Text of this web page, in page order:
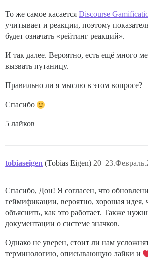
То же самое касается Discourse
учитывает и реакции, поэтому
будет означать «рейтинг реакций».
И так далее. Вероятно, есть ещё много
вызвать путаницу.
Правильно ли я мыслю в этом вопросе?
Спасибо
5 лайков
tobiaseigen (Tobias Eigen) 20
Спасибо, Дон! Я согласен, что
геймификации, вероятно, хорошая идея,
объяснить, как это работает. Также
документации о системе значков.
Однако не уверен, стоит ли нам
терминологию, описывающую лайки и